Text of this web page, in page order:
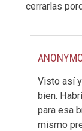
cerrarlas
Visto así
bien.
para esa
mismo